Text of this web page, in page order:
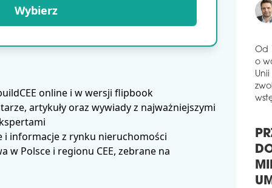
Wybierz
online i w wersji flipbook
artykuły oraz wywiady z najważniejszymi
i informacje z rynku nieruchomości
w Polsce i regionu CEE, zebrane na
I
Od
o